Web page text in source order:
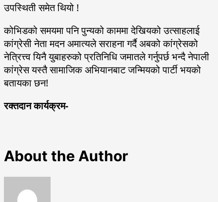
उपस्थिती समेत थियो !
कोभिडको समयमा पनि पुन्यको काममा देखियको उत्साहलाई
कांग्रेसी नेता मदन अमात्यले सराहना गर्दै अबको कांग्रेसको
नेत्रित्त्व यिनै युबाहरुको प्रतिनिधि जमातले गर्नुपर्छ भन्दै नेपाली
कांग्रेस यस्तै सामाजिक अभियानबाट जन्मियको पार्टी भयको
बतायका छन!
रक्तदान कार्यक्रम-
About the Author